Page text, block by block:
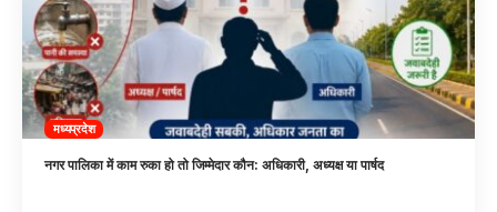
मध्यप्रदेश
नगर पालिका में काम रुका हो तो जिम्मेदार कौन: अधिकारी, अध्यक्ष या पार्षद